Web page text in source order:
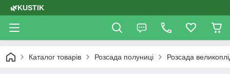
🌿KUSTIK
Каталог товарів Розсада полуниці Розсада